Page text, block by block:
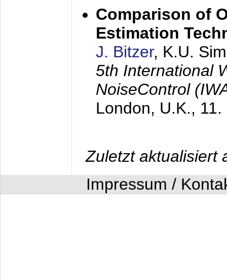
Comparison of
Estimation
J. Bitzer, K.U.
5th International
NoiseControl
London, U.K.,
Zuletzt aktualisiert
Impressum /